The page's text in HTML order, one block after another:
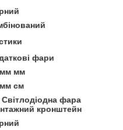
фари
мм
см
Світлодіодна фара
кронштейн